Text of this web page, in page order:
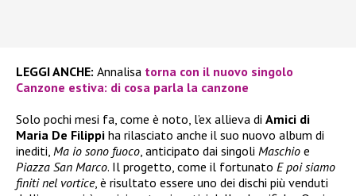
LEGGI ANCHE: Annalisa torna con il nuovo singolo
Canzone estiva: di cosa parla la canzone
Solo pochi mesi fa, come è noto, l’ex allieva di Amici di
Maria De Filippi ha rilasciato anche il suo nuovo album di
inediti, Ma io sono fuoco , anticipato dai singoli Maschio e
Piazza San Marco. Il progetto, come il fortunato E poi siamo
finiti nel vortice, è risultato essere uno dei dischi più venduti